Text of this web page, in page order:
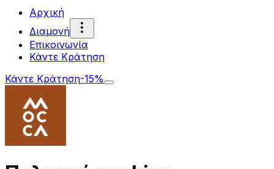
Αρχική
Διαμονή
Επικοινωνία
Κάντε Κράτηση
Κάντε Κράτηση-15%